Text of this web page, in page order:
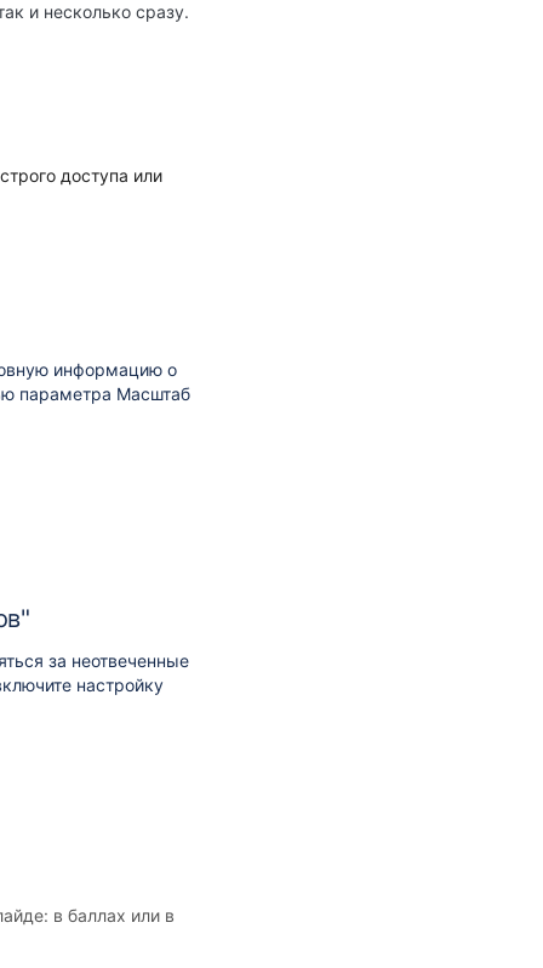
и несколько сразу.
доступа или
информацию о
параметра Масштаб
за неотвеченные
настройку
в баллах или в